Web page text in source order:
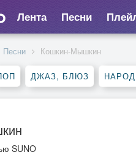
Лента Песни
Песни Кошкин-Мышкин
ДЖАЗ, БЛЮЗ
SUNO